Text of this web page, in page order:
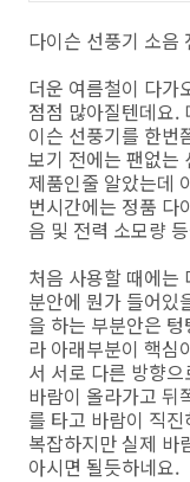
다이슨 선풍기 소음
더운 여름철이 다가
점점 많아질텐데요.
이슨 선풍기를 한번
보기 전에는 팬없는
제품인줄 알았는데
번시간에는 정품 다
음 및 전력 소모량
처음 사용할 때에는
분안에 뭔가 들어있
을 하는 부분안은
라 아래부분이 핵심
서 서로 다른 방향
바람이 올라가고 뒤
를 타고 바람이 직
복잡하지만 실제 바
아시면 될듯하네요.